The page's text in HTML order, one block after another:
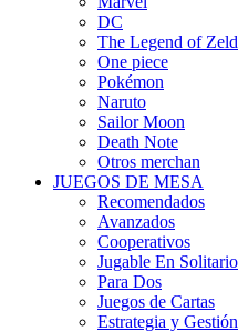
DC
The Legend of
One piece
Pokémon
Naruto
Sailor Moon
Death Note
Otros merchan
JUEGOS DE MESA
Recomendados
Avanzados
Cooperativos
Jugable En Solitario
Para Dos
Juegos de Cartas
Estrategia y Gestión